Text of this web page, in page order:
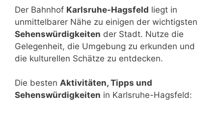
Der Bahnhof Karlsruhe-Hagsfeld liegt in
unmittelbarer Nähe zu einigen der wichtigsten
Sehenswürdigkeiten der Stadt. Nutze die
Gelegenheit, die Umgebung zu erkunden und
die kulturellen Schätze zu entdecken.
Die besten Aktivitäten, Tipps und
Sehenswürdigkeiten in Karlsruhe-Hagsfeld: